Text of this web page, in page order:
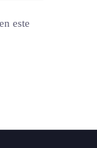
este